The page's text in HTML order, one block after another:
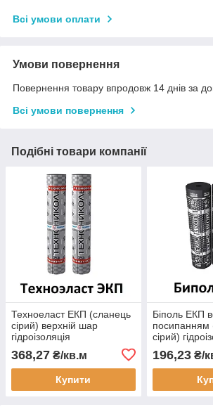
Всі умови оплати
Умови повернення
Повернення товару впродовж 14 днів за
Всі умови повернення
Подібні товари компанії
Техноеласт ЕКП (сланець
сірий) верхній шар
гідроізоляція
Техноніколь
368,27 ₴/кв.м
Купити
Біполь ЕКП
посипанням
сірий)
Техноніколь
196,23₴/